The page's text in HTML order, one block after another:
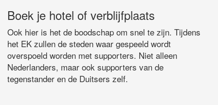
Boek je hotel of verblijfplaats
Ook hier is het de boodschap om snel te zijn. Tijdens
het EK zullen de steden waar gespeeld wordt
overspoeld worden met supporters. Niet alleen
Nederlanders, maar ook supporters van de
tegenstander en de Duitsers zelf.